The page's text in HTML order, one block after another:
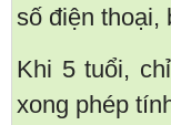
số điện thoại,
Khi 5 tuổi,
xong phép